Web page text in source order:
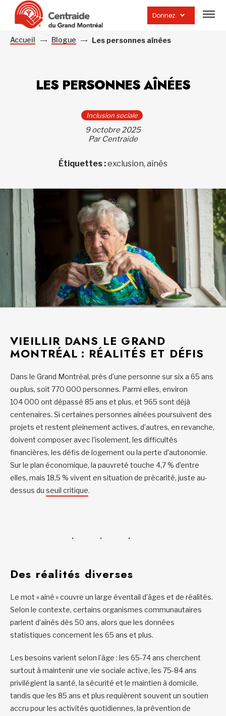
Donnez
la
Accueil Blogue Les personnes aînées
LES PERSONNES AÎNÉES
Inclusion sociale
9 octobre 2025
Par Centraide
Étiquettes :exclusion, aînés
VIEILLIR DANS LE GRAND
MONTRÉAL : RÉALITÉS ET DÉFIS
Dans le Grand Montréal, près d’une personne sur six a 65 ans
ou plus, soit 770 000 personnes. Parmi elles, environ
104 000 ont dépassé 85 ans et plus, et 965 sont déjà
centenaires. Si certaines personnes aînées poursuivent des
projets et restent pleinement actives, d’autres, en revanche,
doivent composer avec l’isolement, les difficultés
financières, les défis de logement ou la perte d’autonomie.
Sur le plan économique, la pauvreté touche 4,7 % d’entre
elles, mais 18,5 % vivent en situation de précarité, juste au-
dessus du seuil critique.
Des réalités diverses
Le mot « aîné » couvre un large éventail d’âges et de réalités.
Selon le contexte, certains organismes communautaires
parlent d’aînés dès 50 ans, alors que les données
statistiques concernent les 65 ans et plus.
Les besoins varient selon l’âge : les 65-74 ans cherchent
surtout à maintenir une vie sociale active, les 75-84 ans
privilégient la santé, la sécurité et le maintien à domicile,
tandis que les 85 ans et plus requièrent souvent un soutien
accru pour les activités quotidiennes, la prévention de